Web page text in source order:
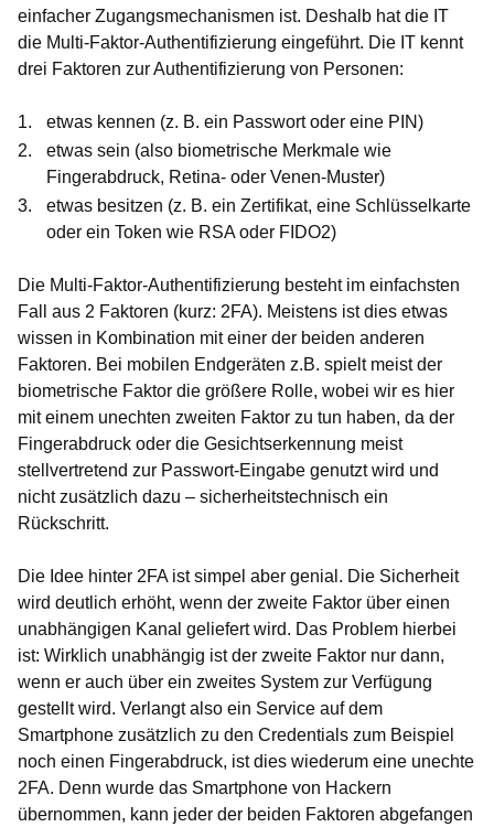
einfacher Zugangsmechanismen ist. Deshalb hat die IT
die Multi-Faktor-Authentifizierung eingeführt. Die IT kennt
drei Faktoren zur Authentifizierung von Personen:
etwas kennen (z. B. ein Passwort oder eine PIN)
etwas sein (also biometrische Merkmale wie
Fingerabdruck, Retina- oder Venen-Muster)
etwas besitzen (z. B. ein Zertifikat, eine Schlüsselkarte
oder ein Token wie RSA oder FIDO2)
Die Multi-Faktor-Authentifizierung besteht im einfachsten
Fall aus 2 Faktoren (kurz: 2FA). Meistens ist dies etwas
wissen in Kombination mit einer der beiden anderen
Faktoren. Bei mobilen Endgeräten z.B. spielt meist der
biometrische Faktor die größere Rolle, wobei wir es hier
mit einem unechten zweiten Faktor zu tun haben, da der
Fingerabdruck oder die Gesichtserkennung meist
stellvertretend zur Passwort-Eingabe genutzt wird und
nicht zusätzlich dazu – sicherheitstechnisch ein
Rückschritt.
Die Idee hinter 2FA ist simpel aber genial. Die Sicherheit
wird deutlich erhöht, wenn der zweite Faktor über einen
unabhängigen Kanal geliefert wird. Das Problem hierbei
ist: Wirklich unabhängig ist der zweite Faktor nur dann,
wenn er auch über ein zweites System zur Verfügung
gestellt wird. Verlangt also ein Service auf dem
Smartphone zusätzlich zu den Credentials zum Beispiel
noch einen Fingerabdruck, ist dies wiederum eine unechte
2FA. Denn wurde das Smartphone von Hackern
übernommen, kann jeder der beiden Faktoren abgefangen